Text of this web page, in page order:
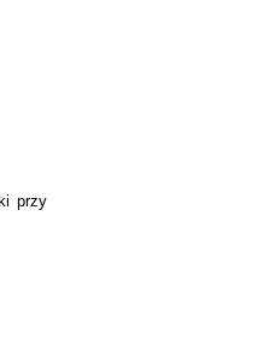
przy